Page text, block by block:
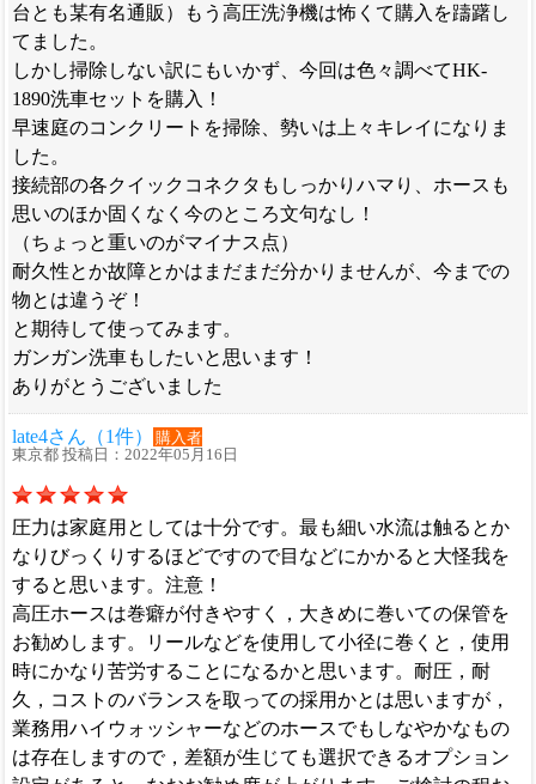
台とも某有名通販）もう高圧洗浄機は怖くて購入を躊躇し
てました。
しかし掃除しない訳にもいかず、今回は色々調べてHK-
1890洗車セットを購入！
早速庭のコンクリートを掃除、勢いは上々キレイになりま
した。
接続部の各クイックコネクタもしっかりハマり、ホースも
思いのほか固くなく今のところ文句なし！
（ちょっと重いのがマイナス点）
耐久性とか故障とかはまだまだ分かりませんが、今までの
物とは違うぞ！
と期待して使ってみます。
ガンガン洗車もしたいと思います！
ありがとうございました
late4さん（1件）
購入者
東京都 投稿日：2022年05月16日
圧力は家庭用としては十分です。最も細い水流は触るとか
なりびっくりするほどですので目などにかかると大怪我を
すると思います。注意！
高圧ホースは巻癖が付きやすく，大きめに巻いての保管を
お勧めします。リールなどを使用して小径に巻くと，使用
時にかなり苦労することになるかと思います。耐圧，耐
久，コストのバランスを取っての採用かとは思いますが，
業務用ハイウォッシャーなどのホースでもしなやかなもの
は存在しますので，差額が生じても選択できるオプション